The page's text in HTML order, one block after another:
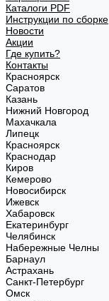
Каталоги PDF
Инструкции по сборке
Новости
Акции
Где купить?
Контакты
Красноярск
Саратов
Казань
Нижний Новгород
Махачкала
Липецк
Красноярск
Краснодар
Киров
Кемерово
Новосибирск
Ижевск
Хабаровск
Екатеринбург
Челябинск
Набережные Челны
Барнаул
Астрахань
Санкт-Петербург
Омск